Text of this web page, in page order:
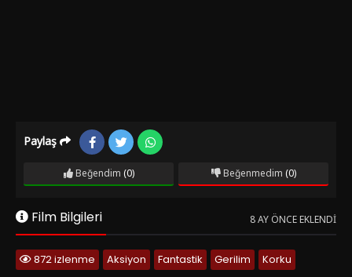
Paylaş
Beğendim (0) Beğenmedim (0)
Film Bilgileri 8 AY ÖNCE EKLENDI
872 izlenme Aksiyon Fantastik Gerilim
Korku